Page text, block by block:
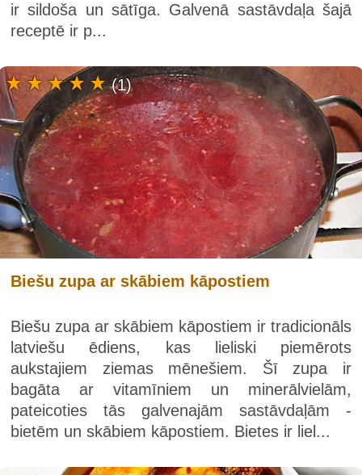
ir sildoša un sātīga. Galvenā sastāvdaļa šajā
receptē ir p...
Biešu zupa ar skābiem kāpostiem
Biešu zupa ar skābiem kāpostiem ir tradicionāls
latviešu ēdiens, kas lieliski piemērots
aukstajiem ziemas mēnešiem. Šī zupa ir
bagāta ar vitamīniem un minerālvielām,
pateicoties tās galvenajām sastāvdaļām -
bietēm un skābiem kāpostiem. Bietes ir liel...
(1)